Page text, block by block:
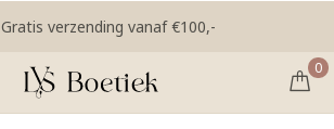
0
Gratis verzending vanaf €100,-